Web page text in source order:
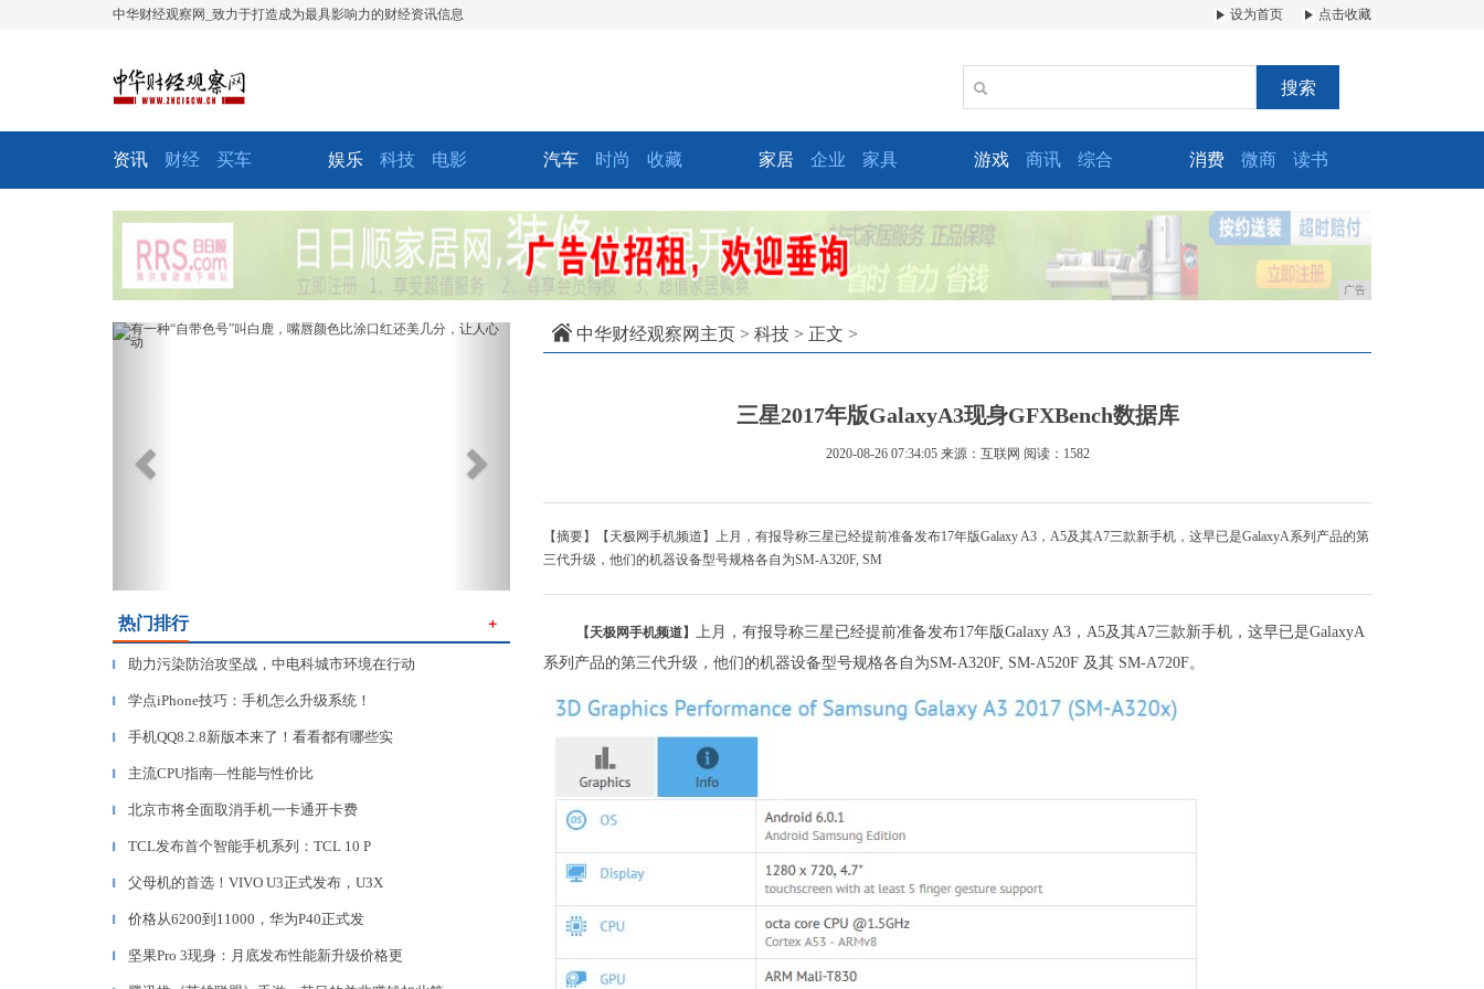
中华财经观察网_致力于打造成为最具影响力的财经资讯信息 设为首页 点击收藏
搜索
资讯 财经 买车 娱乐 科技 电影 汽车 时尚 收藏 家居 企业 家具 游戏 商讯 综合 消费 微商 读书
广告
Previous Next
热门排行 ＋
▎ 助力污染防治攻坚战，中电科城市环境在行动
▎ 学点iPhone技巧：手机怎么升级系统！
▎ 手机QQ8.2.8新版本来了！看看都有哪些实
▎ 主流CPU指南—性能与性价比
▎ 北京市将全面取消手机一卡通开卡费
▎ TCL发布首个智能手机系列：TCL 10 P
▎ 父母机的首选！VIVO U3正式发布，U3X
▎ 价格从6200到11000，华为P40正式发
▎ 坚果Pro 3现身：月底发布性能新升级价格更
中华财经观察网主页 > 科技 > 正文 >
三星2017年版GalaxyA3现身GFXBench数据库
2020-08-26 07:34:05 来源：互联网 阅读：1582
【摘要】【天极网手机频道】上月，有报导称三星已经提前准备发布17年版Galaxy A3，A5及其A7三款新手机，这早已是GalaxyA系列产品的第
三代升级，他们的机器设备型号规格各自为SM-A320F, SM
【天极网手机频道】 上月，有报导称三星已经提前准备发布17年版Galaxy A3，A5及其A7三款新手机，这早已是GalaxyA
系列产品的第三代升级，他们的机器设备型号规格各自为SM-A320F, SM-A520F 及其 SM-A720F。